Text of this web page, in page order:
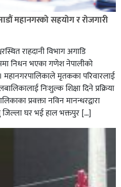
जन्मेपछि नै पालिका बन्छ :
महानगरको सहयोग र रोजगारी
राहदानी विभाग अगाडि
निधन भएका गणेश नेपालीको
महानगरपालिकाले मृतकका परिवारलाई
निःशुल्क शिक्षा दिने प्रक्रिया
प्रवक्ता नविन मानन्धरद्वारा
जिल्ला घर भई हाल भक्तपुर […]